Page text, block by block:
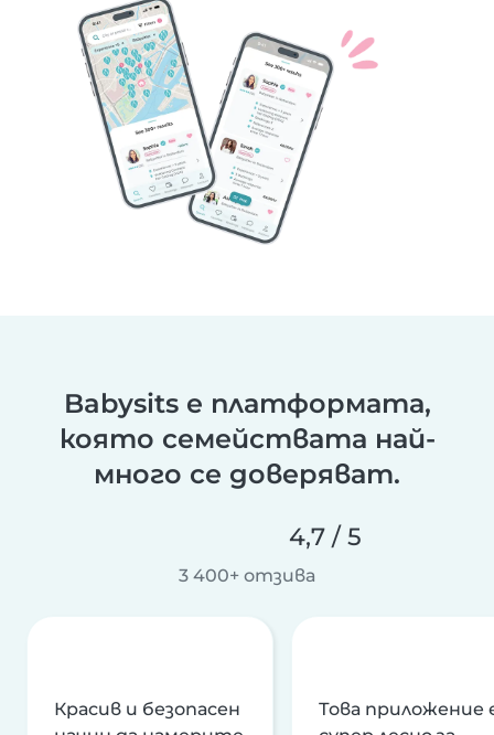
Babysits е платформата,
която семействата най-
много се доверяват.
4,7 / 5
3 400+ отзива
Красив и безопасен
Това приложение